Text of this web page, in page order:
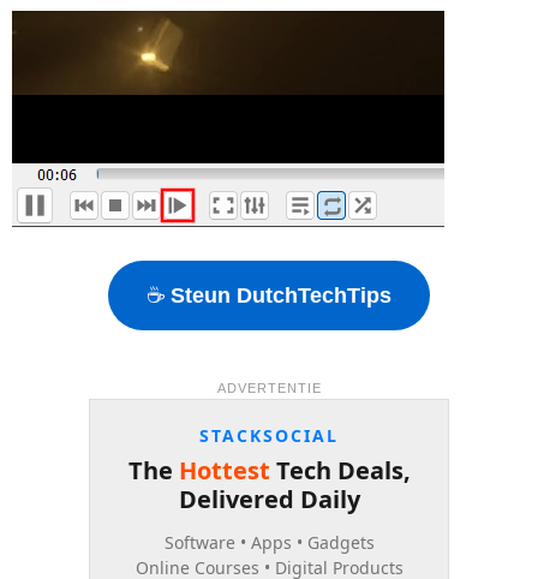
☕ Steun DutchTechTips
ADVERTENTIE